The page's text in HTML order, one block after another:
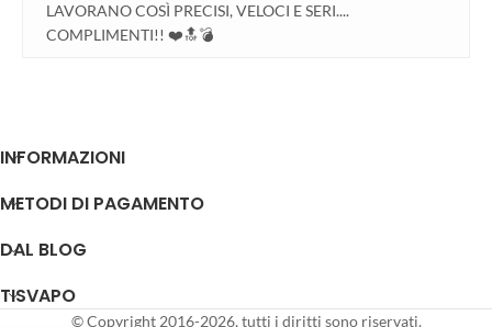
LAVORANO COSÌ PRECISI, VELOCI E SERI....
COMPLIMENTI!! ❤️🔝💣
INFORMAZIONI
METODI DI PAGAMENTO
DAL BLOG
TISVAPO
© Copyright 2016-2026, tutti i diritti sono riservati.